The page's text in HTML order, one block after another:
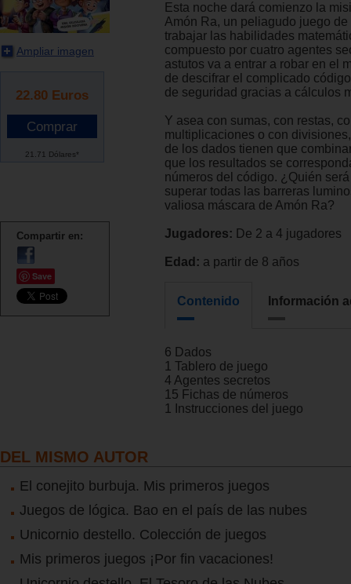
Ampliar imagen
22.80 Euros
21.71 Dólares*
Compartir en:
Save
Esta noche dará comienzo la
Amón Ra, un peliagudo juego
trabajar las habilidades
compuesto por cuatro agentes
astutos va a entrar a robar en el
de descifrar el complicado
de seguridad gracias a cálculos
Y asea con sumas, con restas,
multiplicaciones o con
de los dados tienen que
que los resultados se
números del código. ¿Quién
superar todas las barreras
valiosa máscara de Amón Ra?
Jugadores: De 2 a 4 jugadores
Edad: a partir de 8 años
Contenido Información
6 Dados
1 Tablero de juego
4 Agentes secretos
15 Fichas de números
1 Instrucciones del juego
DEL MISMO AUTOR
El conejito burbuja. Mis primeros juegos
Juegos de lógica. Bao en el país de las nubes
Unicornio destello. Colección de juegos
Mis primeros juegos ¡Por fin vacaciones!